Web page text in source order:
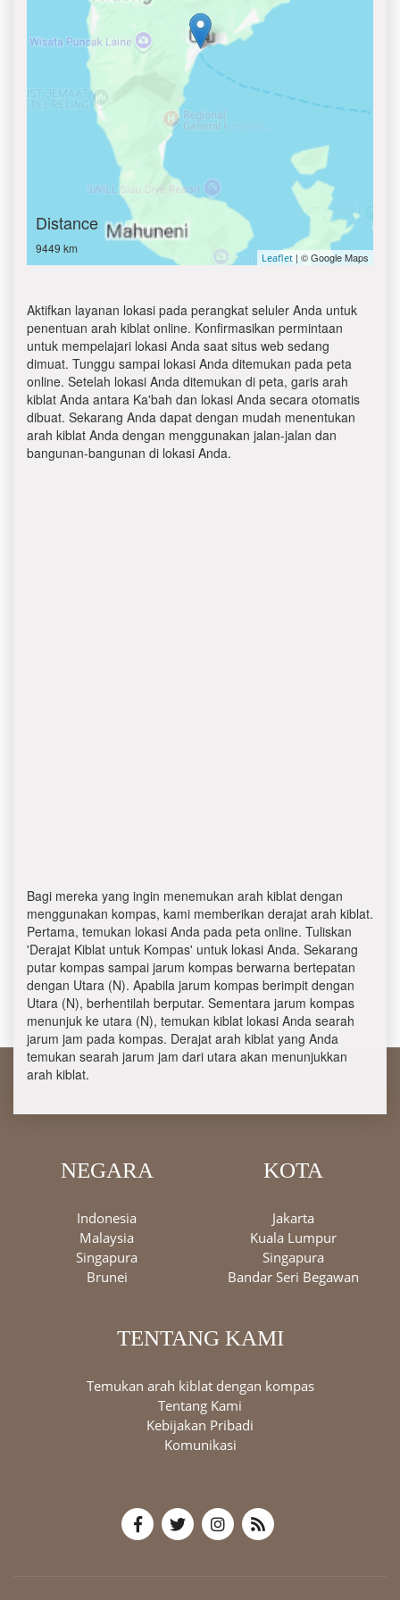
Distance
9449 km
Leaflet | © Google Maps
Aktifkan layanan lokasi pada perangkat seluler Anda untuk
penentuan arah kiblat online. Konfirmasikan permintaan
untuk mempelajari lokasi Anda saat situs web sedang
dimuat. Tunggu sampai lokasi Anda ditemukan pada peta
online. Setelah lokasi Anda ditemukan di peta, garis arah
kiblat Anda antara Ka'bah dan lokasi Anda secara otomatis
dibuat. Sekarang Anda dapat dengan mudah menentukan
arah kiblat Anda dengan menggunakan jalan-jalan dan
bangunan-bangunan di lokasi Anda.
Bagi mereka yang ingin menemukan arah kiblat dengan
menggunakan kompas, kami memberikan derajat arah kiblat.
Pertama, temukan lokasi Anda pada peta online. Tuliskan
'Derajat Kiblat untuk Kompas' untuk lokasi Anda. Sekarang
putar kompas sampai jarum kompas berwarna bertepatan
dengan Utara (N). Apabila jarum kompas berimpit dengan
Utara (N), berhentilah berputar. Sementara jarum kompas
menunjuk ke utara (N), temukan kiblat lokasi Anda searah
jarum jam pada kompas. Derajat arah kiblat yang Anda
temukan searah jarum jam dari utara akan menunjukkan
arah kiblat.
NEGARA
Indonesia
Malaysia
Singapura
Brunei
KOTA
Jakarta
Kuala Lumpur
Singapura
Bandar Seri Begawan
TENTANG KAMI
Temukan arah kiblat dengan kompas
Tentang Kami
Kebijakan Pribadi
Komunikasi